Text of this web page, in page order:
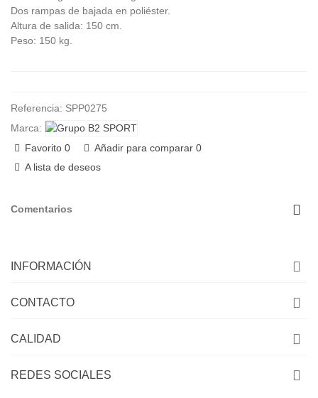
Dos rampas de bajada en poliéster.
Altura de salida: 150 cm.
Peso: 150 kg.
Referencia: SPP0275
Marca:
Favorito 0 Añadir para comparar 0
A lista de deseos
Comentarios
INFORMACIÓN
CONTACTO
CALIDAD
REDES SOCIALES